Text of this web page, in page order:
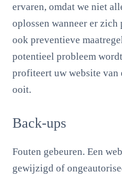
ervaren, omdat we niet
oplossen wanneer er
ook preventieve
potentieel probleem
profiteert uw website van
ooit.
Back-ups
Fouten gebeuren. Een
gewijzigd of